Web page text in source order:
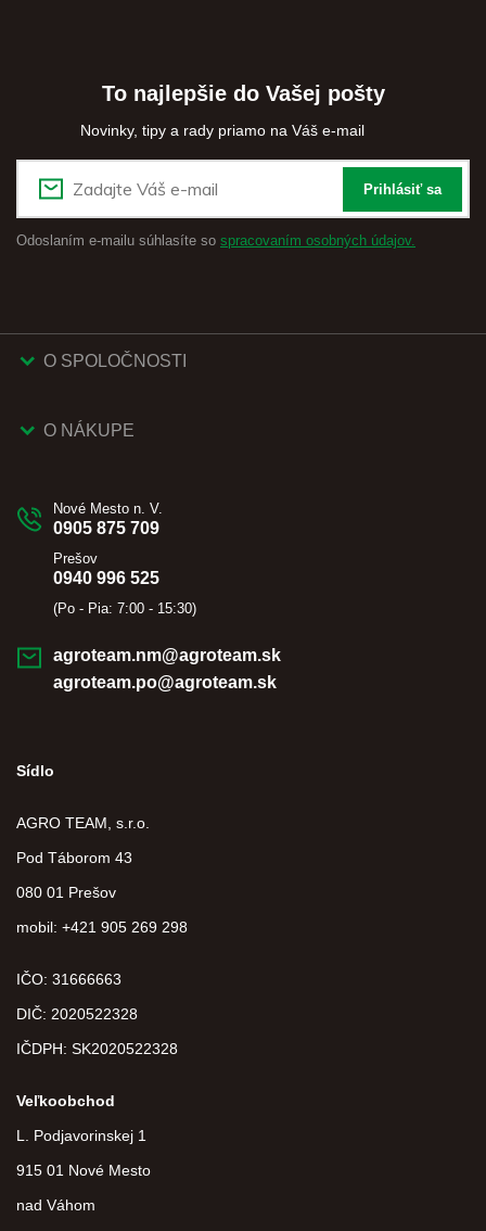
To najlepšie do Vašej pošty
Novinky, tipy a rady priamo na Váš e-mail
Prihlásiť sa
Odoslaním e-mailu súhlasíte so spracovaním osobných údajov.
O SPOLOČNOSTI
O NÁKUPE
Nové Mesto n. V.
0905 875 709
Prešov
0940 996 525
(Po - Pia: 7:00 - 15:30)
agroteam.nm@agroteam.sk
agroteam.po@agroteam.sk
Sídlo
AGRO TEAM, s.r.o.
Pod Táborom 43
080 01 Prešov
mobil: +421 905 269 298
IČO: 31666663
DIČ: 2020522328
IČDPH: SK2020522328
Veľkoobchod
L. Podjavorinskej 1
915 01 Nové Mesto
nad Váhom